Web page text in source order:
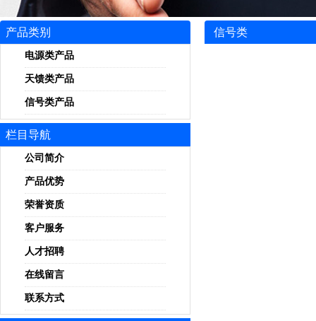
产品类别
电源类产品
天馈类产品
信号类产品
栏目导航
公司简介
产品优势
荣誉资质
客户服务
人才招聘
在线留言
联系方式
信号类